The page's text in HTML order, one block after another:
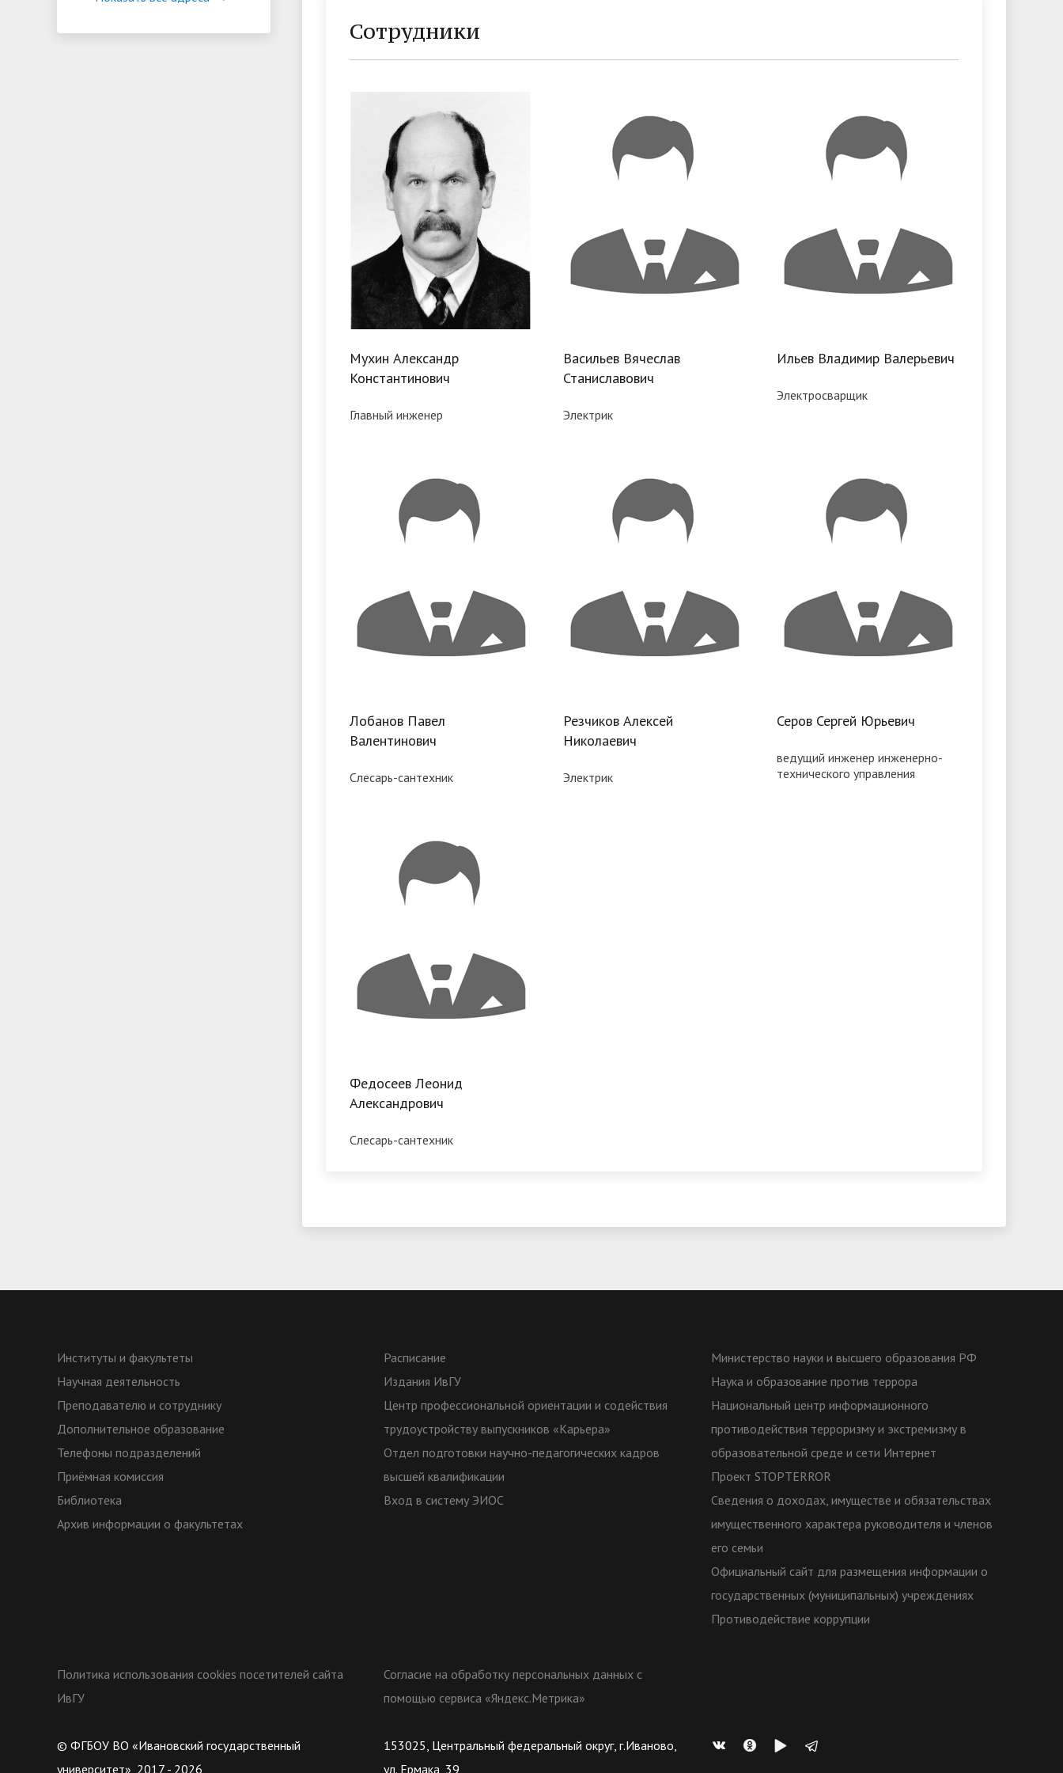
Сотрудники
Мухин Александр
Константинович
Главный инженер
Васильев Вячеслав
Станиславович
Электрик
Ильев Владимир Валерьевич
Электросварщик
Лобанов Павел
Валентинович
Слесарь-сантехник
Резчиков Алексей
Николаевич
Электрик
Серов Сергей Юрьевич
ведущий инженер инженерно-
технического управления
Федосеев Леонид
Александрович
Слесарь-сантехник
Институты и факультеты
Научная деятельность
Преподавателю и сотруднику
Дополнительное образование
Телефоны подразделений
Приёмная комиссия
Библиотека
Архив информации о факультетах
Расписание
Издания ИвГУ
Центр профессиональной ориентации и содействия
трудоустройству выпускников «Карьера»
Отдел подготовки научно-педагогических кадров
высшей квалификации
Вход в систему ЭИОС
Министерство науки и высшего образования РФ
Наука и образование против террора
Национальный центр информационного
противодействия терроризму и экстремизму в
образовательной среде и сети Интернет
Проект STOPTERROR
Сведения о доходах, имуществе и обязательствах
имущественного характера руководителя и членов
его семьи
Официальный сайт для размещения информации о
государственных (муниципальных) учреждениях
Противодействие коррупции
Политика использования cookies посетителей сайта
ИвГУ
Согласие на обработку персональных данных с
помощью сервиса «Яндекс.Метрика»
© ФГБОУ ВО «Ивановский государственный
университет», 2017 - 2026
153025, Центральный федеральный округ, г.Иваново,
ул. Ермака, 39